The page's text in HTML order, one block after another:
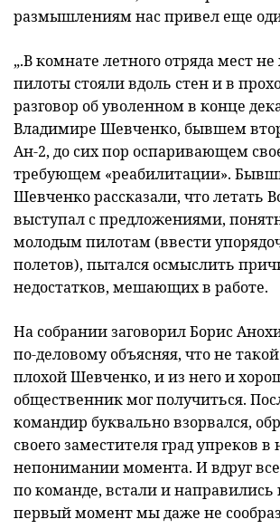
размышлениям нас привел еще
„.В комнате летного отряда мест не
пилоты стояли вдоль стен и в
разговор об уволенном в конце
Владимире Шевченко, бывшем
Ан-2, до сих пор оспаривающем
требующем «реабилитации».
Шевченко рассказали, что летать
выступал с предложениями,
молодым пилотам (ввести
полетов), пытался осмыслить
недостатков, мешающих в работе.
На собрании заговорил Борис
по-деловому объясняя, что не
плохой Шевченко, и из него и
общественник мог получиться.
командир буквально взорвался,
своего заместителя град упреков в
непонимании момента. И вдруг
по команде, встали и направились
первый момент мы даже не